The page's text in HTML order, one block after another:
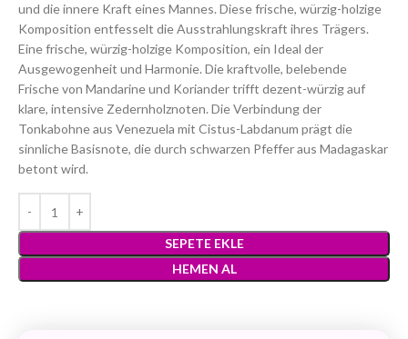
und die innere Kraft eines Mannes. Diese frische, würzig-holzige
Komposition entfesselt die Ausstrahlungskraft ihres Trägers.
Eine frische, würzig-holzige Komposition, ein Ideal der
Ausgewogenheit und Harmonie. Die kraftvolle, belebende
Frische von Mandarine und Koriander trifft dezent-würzig auf
klare, intensive Zedernholznoten. Die Verbindung der
Tonkabohne aus Venezuela mit Cistus-Labdanum prägt die
sinnliche Basisnote, die durch schwarzen Pfeffer aus Madagaskar
betont wird.
SEPETE EKLE
HEMEN AL